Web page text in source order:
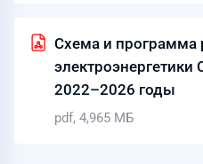
Схема и программа
электроэнергетики
2022–2026 годы
pdf, 4,965 МБ